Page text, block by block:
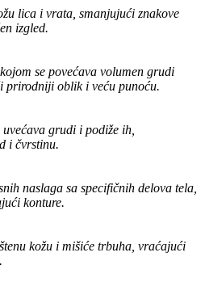
lica i vrata, smanjujući znakove
izgled.
se povećava volumen grudi
prirodniji oblik i veću punoću.
grudi i podiže ih,
i čvrstinu.
naslaga sa specifičnih delova tela,
konture.
kožu i mišiće trbuha, vraćajući